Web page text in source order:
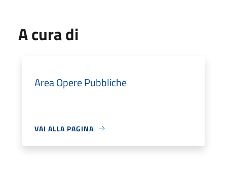
A cura di
Area Opere Pubbliche
VAI ALLA PAGINA